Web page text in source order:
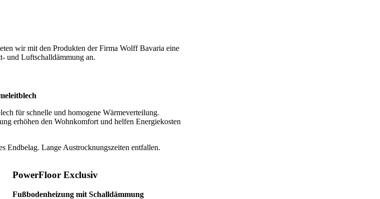
wir mit den Produkten der Firma Wolff Bavaria eine
und Luftschalldämmung an.
für schnelle und homogene Wärmeverteilung.
erhöhen den Wohnkomfort und helfen Energiekosten
Endbelag. Lange Austrocknungszeiten entfallen.
PowerFloor Exclusiv
Fußbodenheizung mit Schalldämmung